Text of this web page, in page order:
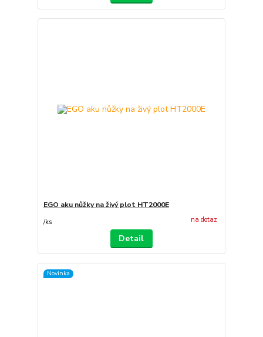
EGO aku nůžky na živý plot HT2000E
/ks na dotaz
Detail
Novinka